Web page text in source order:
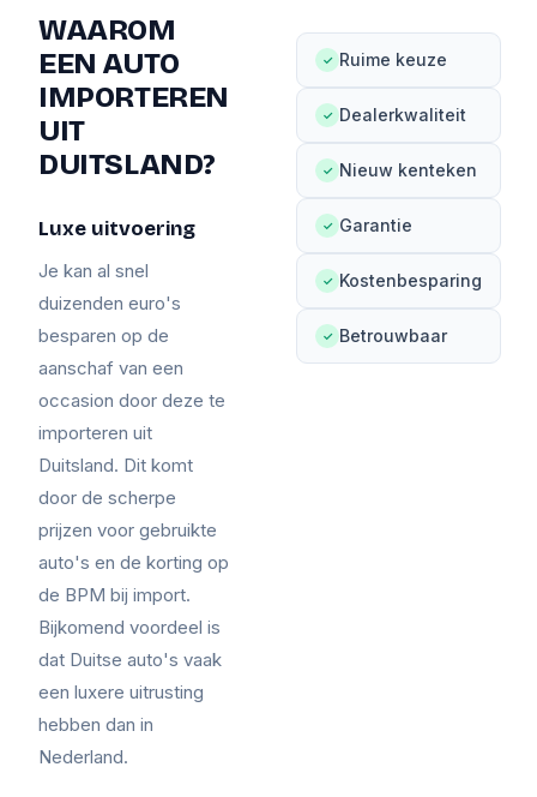
WAAROM
EEN AUTO
IMPORTEREN
UIT
DUITSLAND?
Luxe uitvoering
Je kan al snel
duizenden euro's
besparen op de
aanschaf van een
occasion door deze te
importeren uit
Duitsland. Dit komt
door de scherpe
prijzen voor gebruikte
auto's en de korting op
de BPM bij import.
Bijkomend voordeel is
dat Duitse auto's vaak
een luxere uitrusting
hebben dan in
Nederland.
✓ Ruime keuze
✓ Dealerkwaliteit
✓ Nieuw kenteken
✓ Garantie
✓ Kostenbesparing
✓ Betrouwbaar